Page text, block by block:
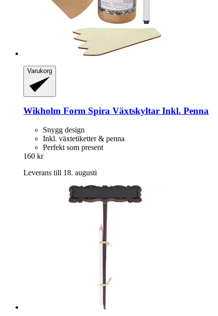
Varukorg
Wikholm Form Spira Växtskyltar Inkl. Penna
Snygg design
Inkl. växtetiketter & penna
Perfekt som present
160 kr
Leverans till 18. augusti